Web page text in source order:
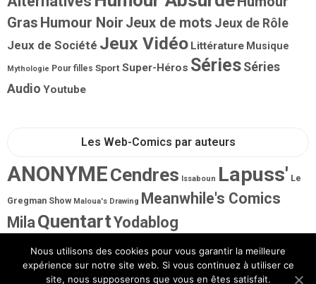
Gras Humour Noir Jeux de mots Jeux de Rôle
Jeux de Société Jeux Vidéo Littérature Musique
Mythologie Pour filles SportSuper-Héros Séries Séries
Audio Youtube
Les Web-Comics par auteurs
ANONYMECendres Issaboun Lapuss' Le
Gregman Show Maloua's Drawing Meanwhile's Comics
Mila QuentartYodablog
Nous utilisons des cookies pour vous garantir la meilleure
expérience sur notre site web. Si vous continuez à utiliser ce
site, nous supposerons que vous en êtes satisfait.